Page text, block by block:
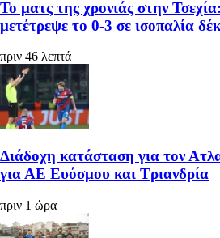
Το ματς της χρονιάς στην
μετέτρεψε το 0-3 σε ισοπαλία
πριν 46 λεπτά
Διάδοχη κατάσταση για τον
για ΑΕ Ευόσμου και Τριανδρία
πριν 1 ώρα